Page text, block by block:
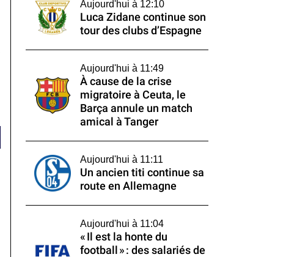
Aujourd'hui à 12:10
Luca Zidane continue son
tour des clubs d’Espagne
Aujourd'hui à 11:49
À cause de la crise
migratoire à Ceuta, le
Barça annule un match
amical à Tanger
Aujourd'hui à 11:11
Un ancien titi continue sa
route en Allemagne
Aujourd'hui à 11:04
« Il est la honte du
football » : des salariés de